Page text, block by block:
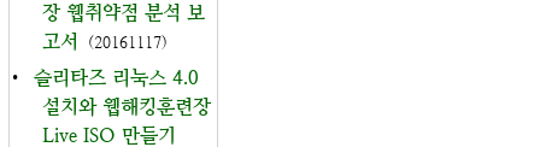
장 웹취약점 분석 보
고서
(20161117)
•
슬리타즈 리눅스 4.0
설치와 웹해킹훈련장
Live ISO 만들기